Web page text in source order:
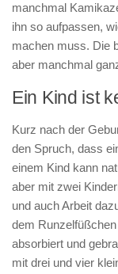
manchmal
ihn so aufpassen,
machen muss. Die
aber manchmal
Ein Kind ist
Kurz nach der
den Spruch, dass
einem Kind kann
aber mit zwei
und auch Arbeit
dem
absorbiert und
mit drei und vier